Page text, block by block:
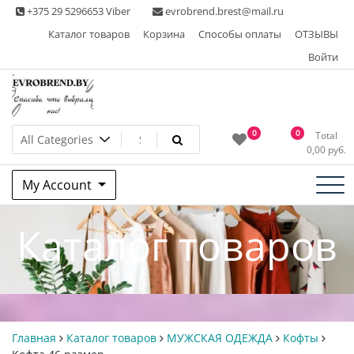
Skip +375 29 5296653 Viber
evrobrend.brest@mail.ru
Каталог товаров
Корзина Способы оплаты
ОТЗЫВЫ
Войти
Интернет-магазин одежды
second hand
0 0
Total
0,00 руб.
My Account
Каталог товаров
Главная Каталог товаров МУЖСКАЯ ОДЕЖДА
Кофты